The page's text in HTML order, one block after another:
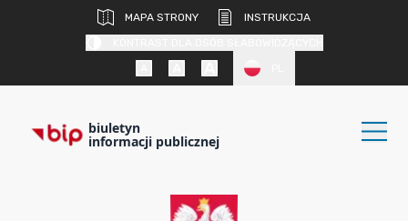
MAPA STRONY
INSTRUKCJA
biuletyn
informacji publicznej